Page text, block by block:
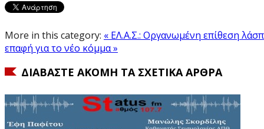
More in this category: « ΕΛ.Α.Σ.: Οργανωμένη επίθεση
επαφή για το νέο κόμμα »
ΔΙΑΒΆΣΤΕ ΑΚΌΜΗ ΤΑ ΣΧΕΤΙΚΆ ΆΡΘΡΑ